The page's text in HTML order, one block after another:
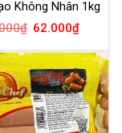
Không Nhân 1kg
₫ 62.000₫